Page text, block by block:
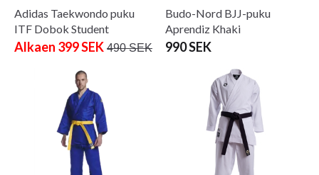
Adidas Taekwondo puku
ITF Dobok Student
Alkaen 399 SEK 490 SEK
Budo-Nord BJJ-puku
Aprendiz Khaki
990 SEK